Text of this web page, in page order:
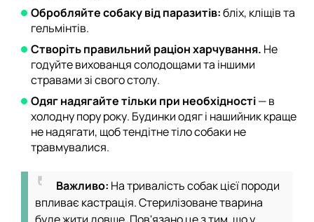
Обробляйте собаку від паразитів:бліх, кліщів та
гельмінтів.
Створіть правильний раціон харчування. Не
годуйте вихованця солодощами та іншими
стравами зі свого столу.
Одяг надягайте тільки при необхідності— в
холодну пору року. Будинки одяг і нашийник краще
не надягати, щоб тендітне тіло собаки не
травмувалися.
Важливо: На тривалість собак цієї породи
впливає кастрація. Стерилізоване тварина